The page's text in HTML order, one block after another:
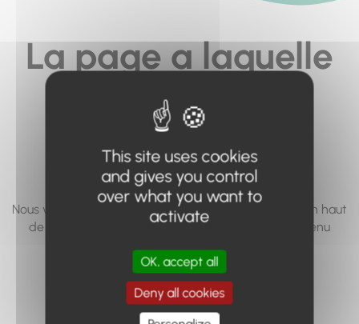
La page a laquelle
vous cherchez à
accéder n'existe
pas... ou plus.
Nous vous invitons à utiliser le moteur de recherche en haut
de page, ou à utiliser le menu pour trouver le contenu
Retour à l'accueil
This site uses cookies
and gives you control
over what you want to
activate
OK, accept all
Deny all cookies